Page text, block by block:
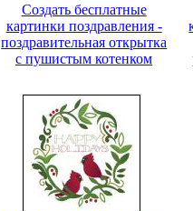
Создать бесплатные
картинки поздравления -
поздравительная открытка
с пушистым котенком